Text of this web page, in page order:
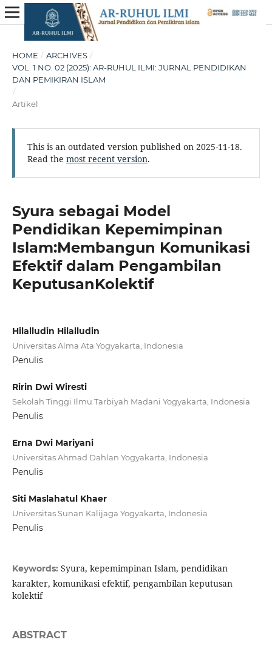
HOME / ARCHIVES /
VOL. 1 NO. 02 (2025): AR-RUHUL ILMI: JURNAL PENDIDIKAN
DAN PEMIKIRAN ISLAM
/
Artikel
This is an outdated version published on 2025-11-18.
Read the most recent version.
Syura sebagai Model
Pendidikan Kepemimpinan
Islam:Membangun Komunikasi
Efektif dalam Pengambilan
KeputusanKolektif
Hilalludin Hilalludin
Universitas Alma Ata Yogyakarta, Indonesia
Penulis
Ririn Dwi Wiresti
Sekolah Tinggi Ilmu Tarbiyah Madani Yogyakarta, Indonesia
Penulis
Erna Dwi Mariyani
Universitas Ahmad Dahlan Yogyakarta, Indonesia
Penulis
Siti Maslahatul Khaer
Universitas Sunan Kalijaga Yogyakarta, Indonesia
Penulis
Keywords: Syura, kepemimpinan Islam, pendidikan
karakter, komunikasi efektif, pengambilan keputusan
kolektif
ABSTRACT